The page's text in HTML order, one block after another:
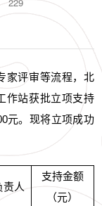
家评审等流程，北
作站获批立项支持
元。现将立项成功
责人
支持金额
（元）